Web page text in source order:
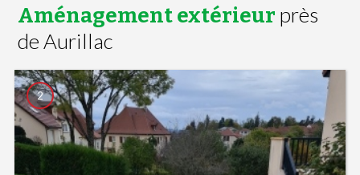
Aménagement extérieur près
de Aurillac
2